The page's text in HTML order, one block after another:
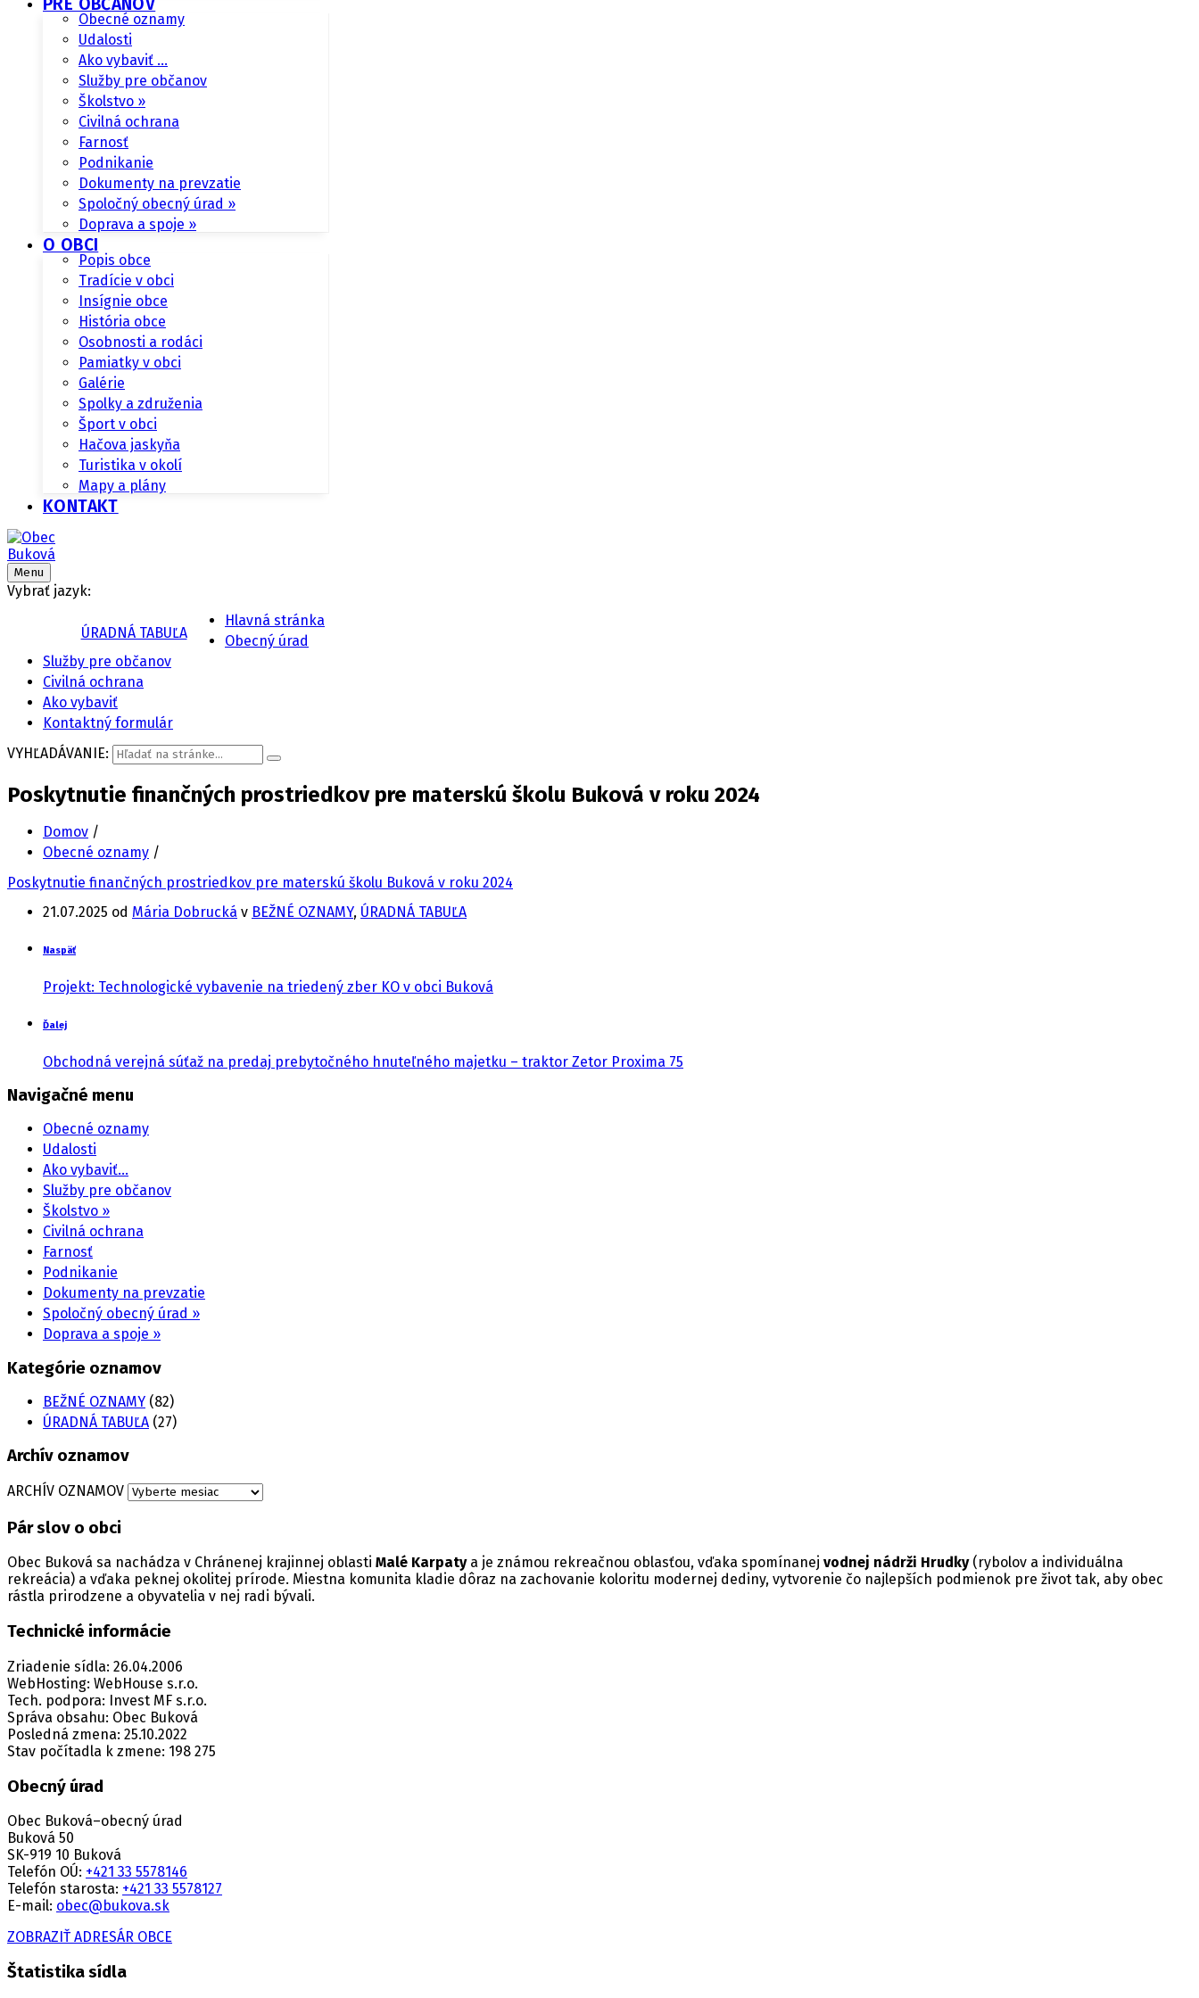
Obecné oznamy
Udalosti
Ako vybaviť …
Služby pre občanov
Školstvo »
Civilná ochrana
Farnosť
Podnikanie
Dokumenty na prevzatie
Spoločný obecný úrad »
Doprava a spoje »
O OBCI
Popis obce
Tradície v obci
Insígnie obce
História obce
Osobnosti a rodáci
Pamiatky v obci
Galérie
Spolky a združenia
Šport v obci
Hačova jaskyňa
Turistika v okolí
Mapy a plány
KONTAKT
Menu
Vybrať jazyk:
ÚRADNÁ TABUĽA
Hlavná stránka
Obecný úrad
Služby pre občanov
Civilná ochrana
Ako vybaviť
Kontaktný formulár
VYHĽADÁVANIE:
Poskytnutie finančných prostriedkov pre materskú školu Buková v roku 2024
Domov /
Obecné oznamy /
Poskytnutie finančných prostriedkov pre materskú školu Buková v roku 2024
21.07.2025 od Mária Dobrucká v BEŽNÉ OZNAMY, ÚRADNÁ TABUĽA
Naspäť
Projekt: Technologické vybavenie na triedený zber KO v obci Buková
Ďalej
Obchodná verejná súťaž na predaj prebytočného hnuteľného majetku – traktor Zetor Proxima 75
Navigačné menu
Obecné oznamy
Udalosti
Ako vybaviť…
Služby pre občanov
Školstvo »
Civilná ochrana
Farnosť
Podnikanie
Dokumenty na prevzatie
Spoločný obecný úrad »
Doprava a spoje »
Kategórie oznamov
BEŽNÉ OZNAMY (82)
ÚRADNÁ TABUĽA (27)
Archív oznamov
ARCHÍV OZNAMOV
Pár slov o obci
Obec Buková sa nachádza v Chránenej krajinnej oblasti Malé Karpatya je známou rekreačnou oblasťou, vďaka spomínanej vodnej nádrži Hrudky(rybolov a individuálna
rekreácia) a vďaka peknej okolitej prírode. Miestna komunita kladie dôraz na zachovanie koloritu modernej dediny, vytvorenie čo najlepších podmienok pre život tak, aby obec
rástla prirodzene a obyvatelia v nej radi bývali.
Technické informácie
Zriadenie sídla: 26.04.2006
WebHosting: WebHouse s.r.o.
Tech. podpora: Invest MF s.r.o.
Správa obsahu: Obec Buková
Posledná zmena: 25.10.2022
Stav počítadla k zmene: 198 275
Obecný úrad
Obec Buková–obecný úrad
Buková 50
SK-919 10 Buková
Telefón OÚ: +421 33 5578146
Telefón starosta: +421 33 5578127
E-mail: obec@bukova.sk
ZOBRAZIŤ ADRESÁR OBCE
Štatistika sídla